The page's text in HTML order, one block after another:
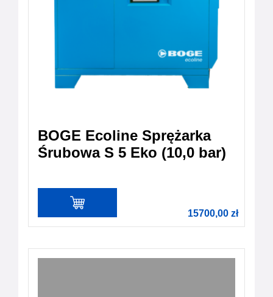
BOGE Ecoline Sprężarka
Śrubowa S 5 Eko (10,0 bar)
15700,00 zł